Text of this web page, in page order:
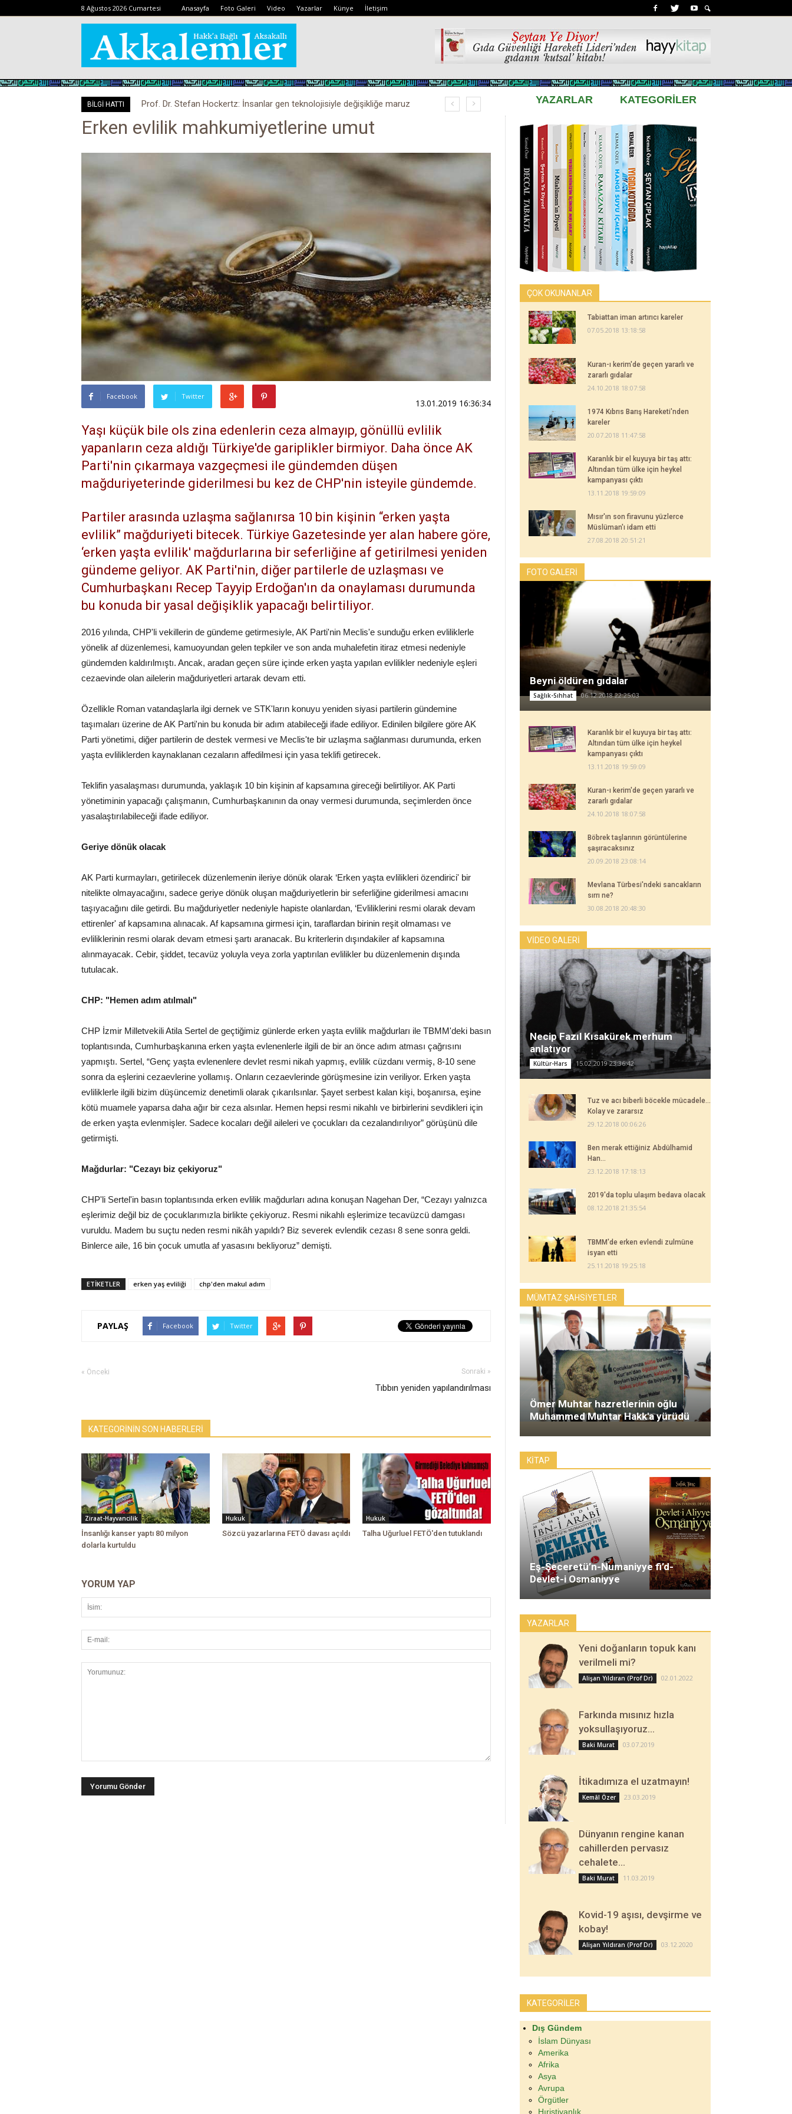
8 Ağustos 2026 Cumartesi Anasayfa Foto Galeri Video Yazarlar Künye İletişim
BİLGİ HATTI
Prof. Dr. Stefan Hockertz: İnsanlar gen teknolojisiyle değişikliğe maruz
kalabilir
YAZARLAR KATEGORİLER
Erken evlilik mahkumiyetlerine umut
Facebook Twitter
13.01.2019 16:36:34
Yaşı küçük bile ols zina edenlerin ceza almayıp, gönüllü evlilik
yapanların ceza aldığı Türkiye'de gariplikler birmiyor. Daha önce AK
Parti'nin çıkarmaya vazgeçmesi ile gündemden düşen
mağduriyeterinde giderilmesi bu kez de CHP'nin isteyile gündemde.
Partiler arasında uzlaşma sağlanırsa 10 bin kişinin “erken yaşta
evlilik” mağduriyeti bitecek. Türkiye Gazetesinde yer alan habere göre,
‘erken yaşta evlilik' mağdurlarına bir seferliğine af getirilmesi yeniden
gündeme geliyor. AK Parti'nin, diğer partilerle de uzlaşması ve
Cumhurbaşkanı Recep Tayyip Erdoğan'ın da onaylaması durumunda
bu konuda bir yasal değişiklik yapacağı belirtiliyor.
2016 yılında, CHP'li vekillerin de gündeme getirmesiyle, AK Parti'nin Meclis'e sunduğu erken evliliklerle
yönelik af düzenlemesi, kamuoyundan gelen tepkiler ve son anda muhalefetin itiraz etmesi nedeniyle
gündemden kaldırılmıştı. Ancak, aradan geçen süre içinde erken yaşta yapılan evlilikler nedeniyle eşleri
cezaevinde olan ailelerin mağduriyetleri artarak devam etti.
Özellikle Roman vatandaşlarla ilgi dernek ve STK'ların konuyu yeniden siyasi partilerin gündemine
taşımaları üzerine de AK Parti'nin bu konuda bir adım atabileceği ifade ediliyor. Edinilen bilgilere göre AK
Parti yönetimi, diğer partilerin de destek vermesi ve Meclis'te bir uzlaşma sağlanması durumunda, erken
yaşta evliliklerden kaynaklanan cezaların affedilmesi için yasa teklifi getirecek.
Teklifin yasalaşması durumunda, yaklaşık 10 bin kişinin af kapsamına gireceği belirtiliyor. AK Parti
yönetiminin yapacağı çalışmanın, Cumhurbaşkanının da onay vermesi durumunda, seçimlerden önce
yasalaştırılabileceği ifade ediliyor.
Geriye dönük olacak
AK Parti kurmayları, getirilecek düzenlemenin ileriye dönük olarak ‘Erken yaşta evlilikleri özendirici' bir
nitelikte olmayacağını, sadece geriye dönük oluşan mağduriyetlerin bir seferliğine giderilmesi amacını
taşıyacağını dile getirdi. Bu mağduriyetler nedeniyle hapiste olanlardan, ‘Evliliklerini resmi olarak devam
ettirenler' af kapsamına alınacak. Af kapsamına girmesi için, taraflardan birinin reşit olmaması ve
evliliklerinin resmi olarak devam etmesi şartı aranacak. Bu kriterlerin dışındakiler af kapsamına
alınmayacak. Cebir, şiddet, tecavüz yoluyla veya zorla yaptırılan evlilikler bu düzenlemenin dışında
tutulacak.
CHP: "Hemen adım atılmalı"
CHP İzmir Milletvekili Atila Sertel de geçtiğimiz günlerde erken yaşta evlilik mağdurları ile TBMM'deki basın
toplantısında, Cumhurbaşkanına erken yaşta evlenenlerle ilgili de bir an önce adım atması çağrısını
yapmıştı. Sertel, “Genç yaşta evlenenlere devlet resmi nikah yapmış, evlilik cüzdanı vermiş, 8-10 sene
sonra da eşlerini cezaevlerine yollamış. Onların cezaevlerinde görüşmesine izin veriliyor. Erken yaşta
evliliklerle ilgili bizim düşüncemiz denetimli olarak çıkarılsınlar. Şayet serbest kalan kişi, boşanırsa, eşine
kötü muamele yaparsa daha ağır bir ceza alsınlar. Hemen hepsi resmi nikahlı ve birbirlerini sevdikleri için
de erken yaşta evlenmişler. Sadece kocaları değil aileleri ve çocukları da cezalandırılıyor” görüşünü dile
getirmişti.
Mağdurlar: "Cezayı biz çekiyoruz"
CHP'li Sertel'in basın toplantısında erken evlilik mağdurları adına konuşan Nagehan Der, “Cezayı yalnızca
eşlerimiz değil biz de çocuklarımızla birlikte çekiyoruz. Resmi nikahlı eşlerimize tecavüzcü damgası
vuruldu. Madem bu suçtu neden resmi nikâh yapıldı? Biz severek evlendik cezası 8 sene sonra geldi.
Binlerce aile, 16 bin çocuk umutla af yasasını bekliyoruz” demişti.
ETİKETLER erken yaş evliliği chp'den makul adım
PAYLAŞ Facebook Twitter
« Önceki Sonraki »
Tıbbın yeniden yapılandırılması
KATEGORİNİN SON HABERLERİ
Ziraat-Hayvancilik
İnsanlığı kanser yaptı 80 milyon
dolarla kurtuldu
Hukuk
Sözcü yazarlarına FETÖ davası açıldı
Hukuk
Talha Uğurluel FETÖ'den tutuklandı
YORUM YAP
ÇOK OKUNANLAR
Tabiattan iman artırıcı kareler
07.05.2018 13:18:58
Kuran-ı kerim'de geçen yararlı ve
zararlı gıdalar
24.10.2018 18:07:58
1974 Kıbrıs Barış Hareketi'nden
kareler
20.07.2018 11:47:58
Karanlık bir el kuyuya bir taş attı:
Altından tüm ülke için heykel
kampanyası çıktı
13.11.2018 19:59:09
Mısır'ın son firavunu yüzlerce
Müslüman'ı idam etti
27.08.2018 20:51:21
FOTO GALERİ
Beyni öldüren gıdalar
Sağlık-Sıhhat 06.12.2018 22:25:03
Karanlık bir el kuyuya bir taş attı:
Altından tüm ülke için heykel
kampanyası çıktı
13.11.2018 19:59:09
Kuran-ı kerim'de geçen yararlı ve
zararlı gıdalar
24.10.2018 18:07:58
Böbrek taşlarının görüntülerine
şaşıracaksınız
20.09.2018 23:08:14
Mevlana Türbesi'ndeki sancakların
sırrı ne?
30.08.2018 20:48:30
VİDEO GALERİ
Necip Fazıl Kısakürek merhum
anlatıyor
Kültür-Hars 15.02.2019 23:36:42
Tuz ve acı biberli böcekle mücadele...
Kolay ve zararsız
29.12.2018 00:06:26
Ben merak ettiğiniz Abdülhamid
Han...
23.12.2018 17:18:13
2019'da toplu ulaşım bedava olacak
08.12.2018 21:35:54
TBMM'de erken evlendi zulmüne
isyan etti
25.11.2018 19:25:18
MÜMTAZ ŞAHSİYETLER
Ömer Muhtar hazretlerinin oğlu
Muhammed Muhtar Hakk'a yürüdü
KİTAP
Eş-Şeceretü’n-Numaniyye fi’d-
Devlet-i Osmaniyye
YAZARLAR
Yeni doğanların topuk kanı
verilmeli mi?
Alişan Yıldıran (Prof Dr) 02.01.2022
Farkında mısınız hızla
yoksullaşıyoruz…
Baki Murat 03.07.2019
İtikadımıza el uzatmayın!
Kemâl Özer 23.03.2019
Dünyanın rengine kanan
cahillerden pervasız
cehalete…
Baki Murat 11.03.2019
Kovid-19 aşısı, devşirme ve
kobay!
Alişan Yıldıran (Prof Dr) 03.12.2020
KATEGORİLER
Dış Gündem
İslam Dünyası
Amerika
Afrika
Asya
Avrupa
Örgütler
Hıristiyanlık